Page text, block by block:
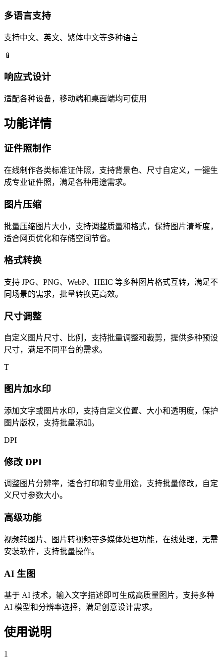
多语言支持
支持中文、英文、繁体中文等多种语言
📱
响应式设计
适配各种设备，移动端和桌面端均可使用
功能详情
证件照制作
在线制作各类标准证件照，支持背景色、尺寸自定义，一键生
成专业证件照，满足各种用途需求。
图片压缩
批量压缩图片大小，支持调整质量和格式，保持图片清晰度，
适合网页优化和存储空间节省。
格式转换
支持 JPG、PNG、WebP、HEIC 等多种图片格式互转，满足不
同场景的需求，批量转换更高效。
尺寸调整
自定义图片尺寸、比例，支持批量调整和裁剪，提供多种预设
尺寸，满足不同平台的需求。
T
图片加水印
添加文字或图片水印，支持自定义位置、大小和透明度，保护
图片版权，支持批量添加。
DPI
修改 DPI
调整图片分辨率，适合打印和专业用途，支持批量修改，自定
义尺寸参数大小。
高级功能
视频转图片、图片转视频等多媒体处理功能，在线处理，无需
安装软件，支持批量操作。
AI 生图
基于 AI 技术，输入文字描述即可生成高质量图片，支持多种
AI 模型和分辨率选择，满足创意设计需求。
使用说明
1